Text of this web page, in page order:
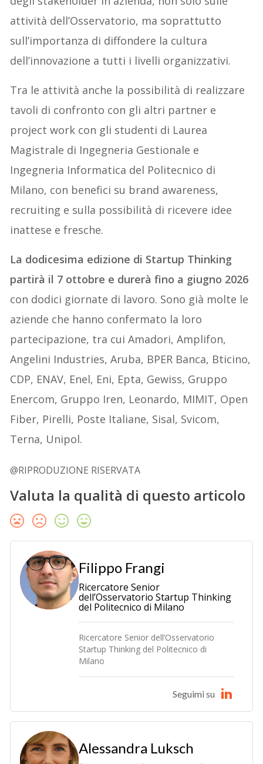
attività dell’Osservatorio, ma soprattutto
sull’importanza di diffondere la cultura
dell’innovazione a tutti i livelli organizzativi.
Tra le attività anche la possibilità di realizzare
tavoli di confronto con gli altri partner e
project work con gli studenti di Laurea
Magistrale di Ingegneria Gestionale e
Ingegneria Informatica del Politecnico di
Milano, con benefici su brand awareness,
recruiting e sulla possibilità di ricevere idee
inattese e fresche.
La dodicesima edizione di Startup Thinking
partirà il 7 ottobre e durerà fino a giugno 2026
con dodici giornate di lavoro. Sono già molte le
aziende che hanno confermato la loro
partecipazione, tra cui Amadori, Amplifon,
Angelini Industries, Aruba, BPER Banca, Bticino,
CDP, ENAV, Enel, Eni, Epta, Gewiss, Gruppo
Enercom, Gruppo Iren, Leonardo, MIMIT, Open
Fiber, Pirelli, Poste Italiane, Sisal, Svicom,
Terna, Unipol.
@RIPRODUZIONE RISERVATA
Valuta la qualità di questo articolo
Filippo Frangi
Ricercatore Senior
dell’Osservatorio Startup Thinking
del Politecnico di Milano
Ricercatore Senior dell’Osservatorio
Startup Thinking del Politecnico di
Milano
Seguimi su
Alessandra Luksch